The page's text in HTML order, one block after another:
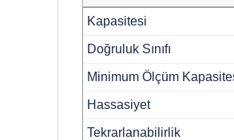
Kapasitesi
Doğruluk Sınıfı
Minimum Ölçüm
Hassasiyet
Tekrarlanabilirlik